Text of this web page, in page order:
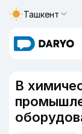
Ташкент
В